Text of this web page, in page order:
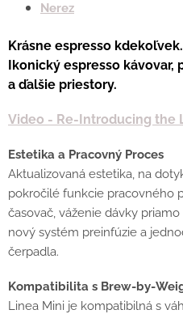
Nerez
Krásne espresso kdekoľvek.
Ikonický espresso
a ďalšie priestory.
Video - Re-Introducing the
Estetika a Pracovný Proces
Aktualizovaná estetika, na
pokročilé funkcie pracovného
časovač, váženie dávky
nový systém preinfúzie a
čerpadla.
Kompatibilita s Brew-by-
Linea Mini je kompatibilná s